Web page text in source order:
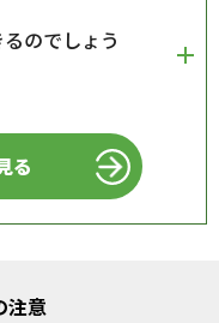
のでしょう
る
注意